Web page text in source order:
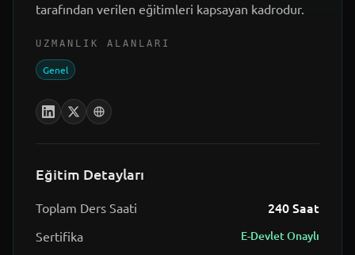
tarafından verilen eğitimleri kapsayan kadrodur.
UZMANLIK ALANLARI
Genel
Eğitim Detayları
Toplam Ders Saati 240Saat
Sertifika E-Devlet Onaylı